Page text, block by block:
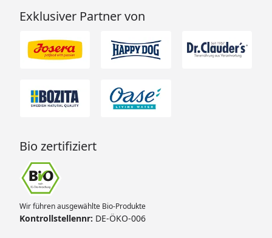
Exklusiver Partner von
Bio zertifiziert
Wir führen ausgewählte Bio-Produkte
Kontrollstellennr: DE-ÖKO-006